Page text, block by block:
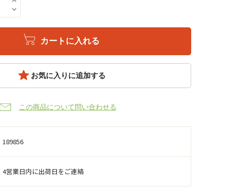
カートに入れる
お気に入りに追加する
この商品について問い合わせる
189856
4営業日内に出荷日をご連絡